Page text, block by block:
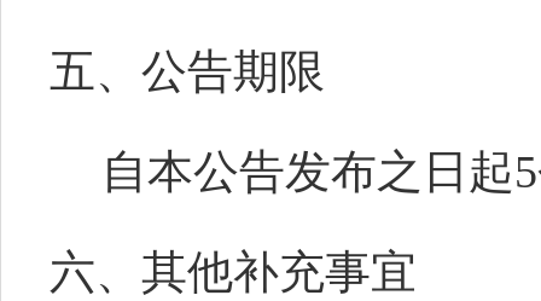
五、公告期限
自本公告发布之日起
六、其他补充事宜